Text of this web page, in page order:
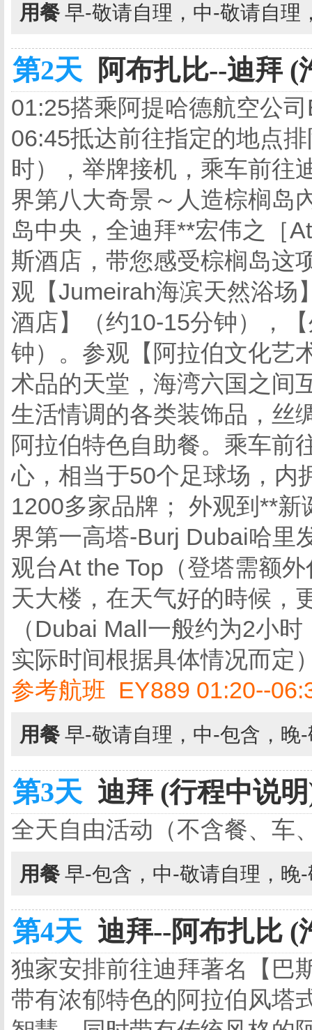
用餐 早-敬请自理，中-敬请自理
第2天 阿布扎比--迪拜 (
01:25搭乘阿提哈德航空公
06:45抵达前往指定的地点
时），举牌接机，乘车前往
界第八大奇景～人造棕榈岛
岛中央，全迪拜**宏伟之［
斯酒店，带您感受棕榈岛这
观【Jumeirah海滨天然浴场
酒店】（约10-15分钟），
钟）。参观【阿拉伯文化艺
术品的天堂，海湾六国之间
生活情调的各类装饰品，丝
阿拉伯特色自助餐。乘车前
心，相当于50个足球场，内
1200多家品牌； 外观到**
界第一高塔-Burj Dubai哈里
观台At the Top（登塔需额
天大楼，在天气好的時候，
（Dubai Mall一般约为2小
实际时间根据具体情况而定
参考航班 EY889 01:20--
用餐 早-敬请自理，中-包含，晚
第3天 迪拜 (行程中说
全天自由活动（不含餐、车
用餐 早-包含，中-敬请自理，晚
第4天 迪拜--阿布扎比 (
独家安排前往迪拜著名【巴
带有浓郁特色的阿拉伯风塔